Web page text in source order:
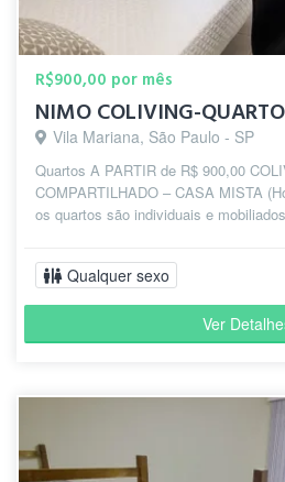
R$900,00 por mês
Vila Mariana, São Paulo - SP
Quartos A PARTIR de R$ 900,00
COMPARTILHADO – CASA MISTA
os quartos são individuais e
Qualquer sexo
Ver